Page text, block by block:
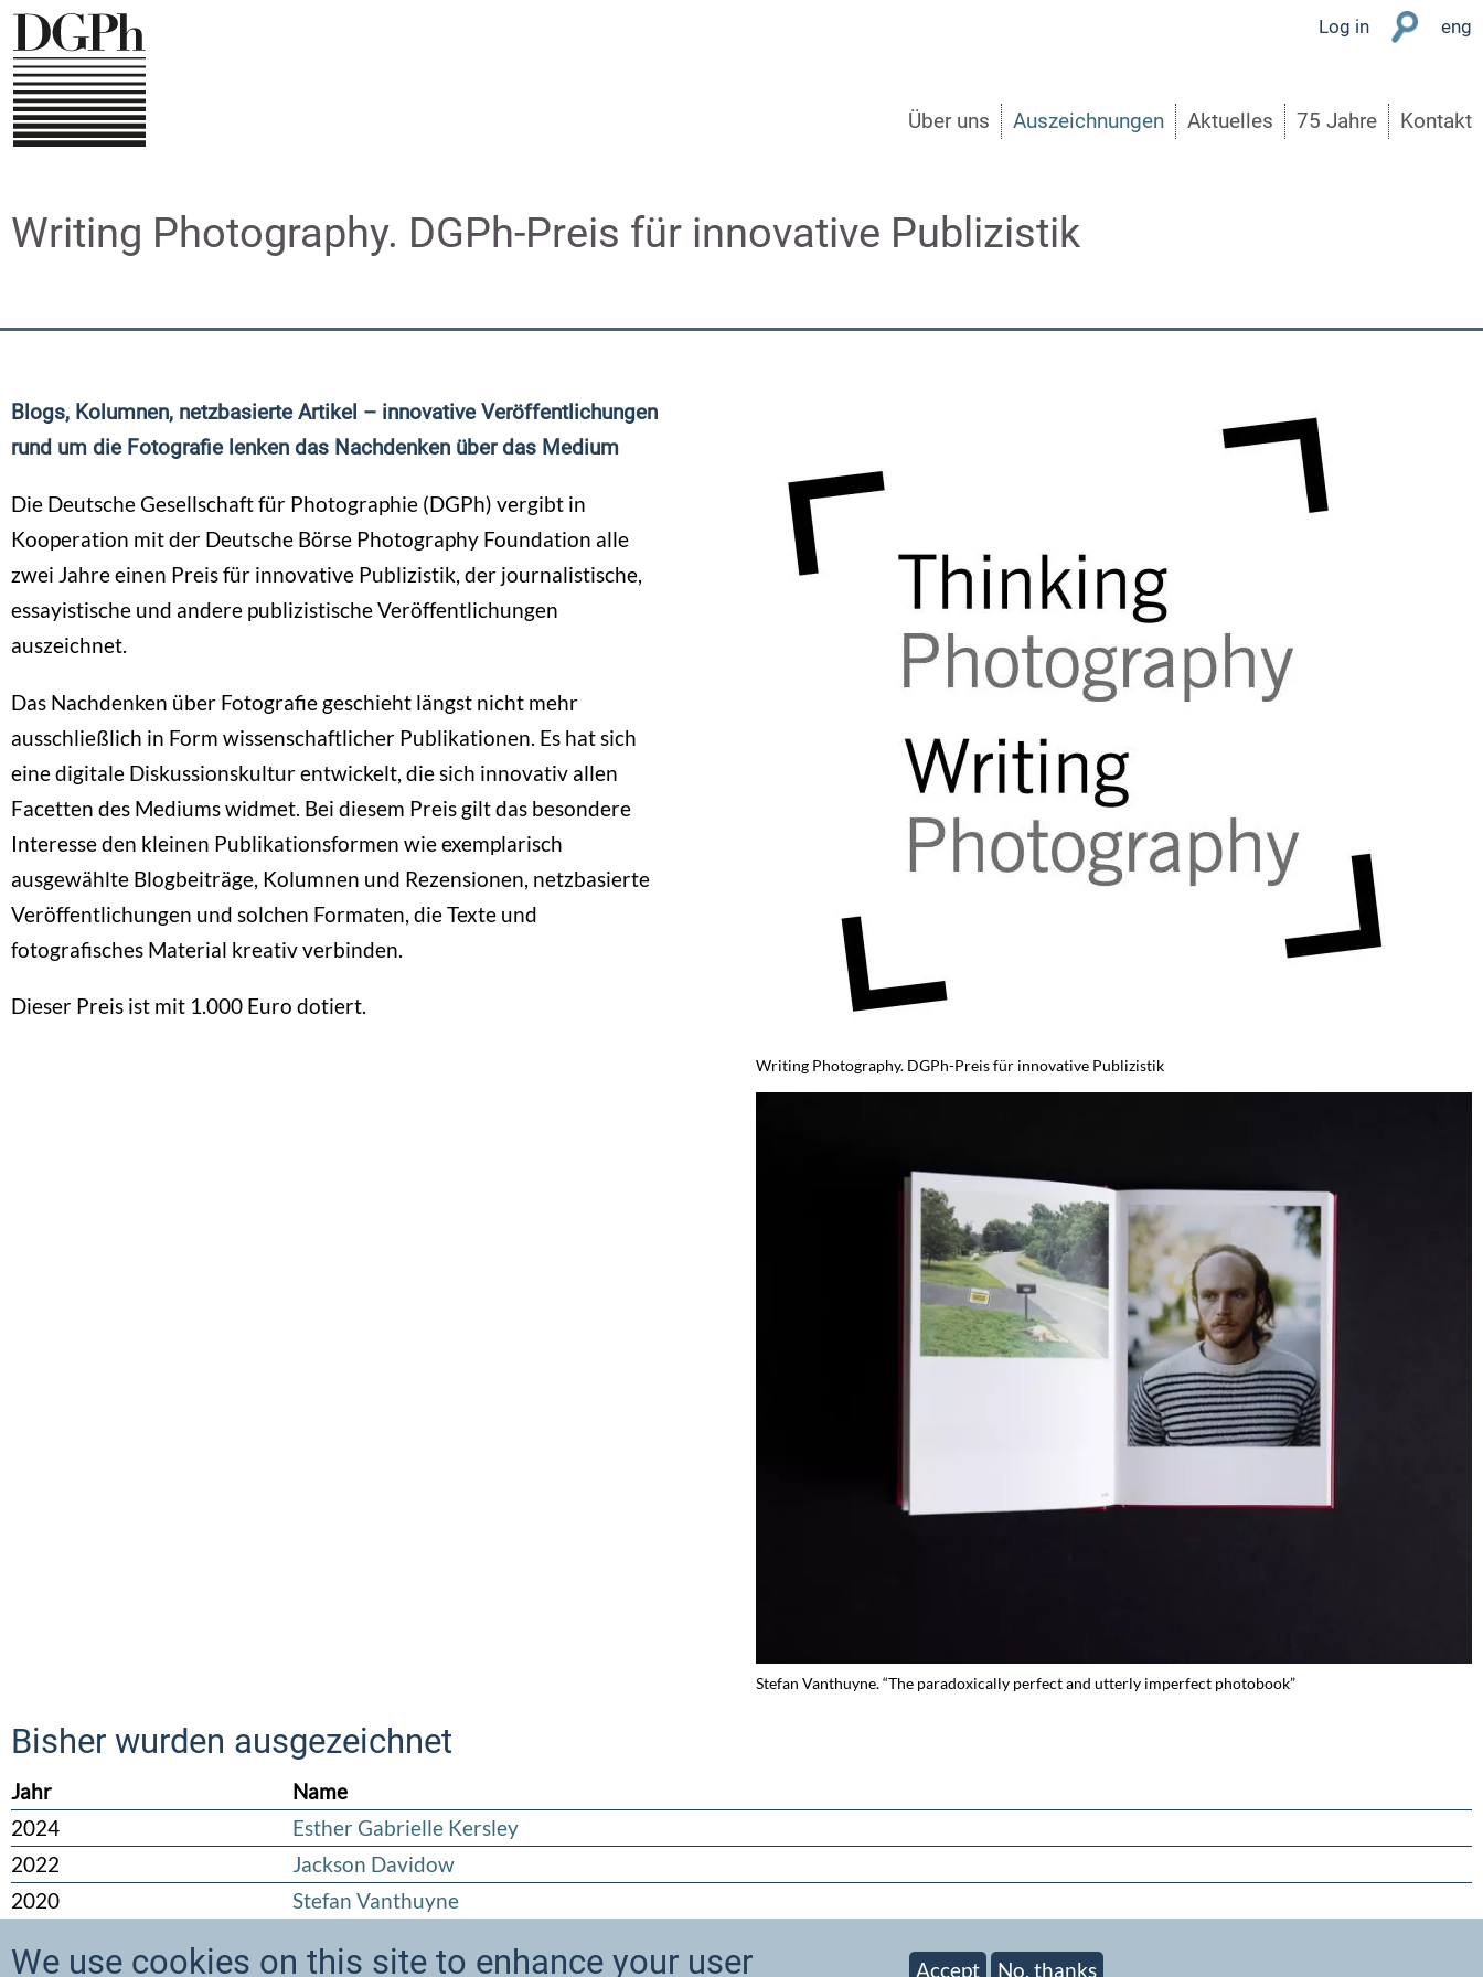
Skip
to
main
content
User
Log in eng
Über uns Auszeichnungen Aktuelles 75 Jahre Kontakt
Writing Photography. DGPh-Preis für innovative Publizistik
Blogs, Kolumnen, netzbasierte Artikel – innovative Veröffentlichungen
rund um die Fotografie lenken das Nachdenken über das Medium
Die Deutsche Gesellschaft für Photographie (DGPh) vergibt in
Kooperation mit der Deutsche Börse Photography Foundation alle
zwei Jahre einen Preis für innovative Publizistik, der journalistische,
essayistische und andere publizistische Veröffentlichungen
auszeichnet.
Das Nachdenken über Fotografie geschieht längst nicht mehr
ausschließlich in Form wissenschaftlicher Publikationen. Es hat sich
eine digitale Diskussionskultur entwickelt, die sich innovativ allen
Facetten des Mediums widmet. Bei diesem Preis gilt das besondere
Interesse den kleinen Publikationsformen wie exemplarisch
ausgewählte Blogbeiträge, Kolumnen und Rezensionen, netzbasierte
Veröffentlichungen und solchen Formaten, die Texte und
fotografisches Material kreativ verbinden.
Dieser Preis ist mit 1.000 Euro dotiert.
Writing Photography. DGPh-Preis für innovative Publizistik
Stefan Vanthuyne. “The paradoxically perfect and utterly imperfect photobook”
Bisher wurden ausgezeichnet
Jahr
Name
2024
Esther Gabrielle Kersley
2022
Jackson Davidow
2020
Stefan Vanthuyne
We use cookies on this site to enhance your user Accept No, thanks